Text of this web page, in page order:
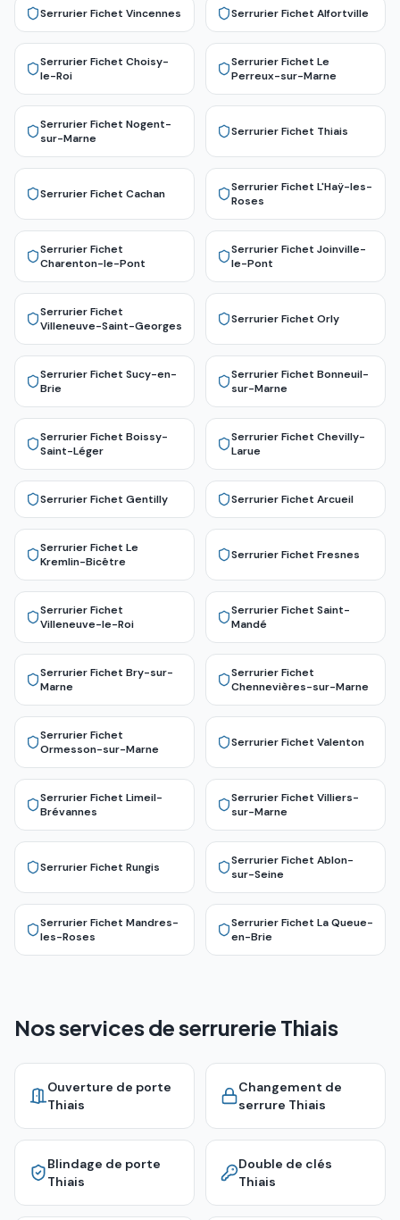
Serrurier Fichet Vincennes Serrurier Fichet Alfortville
Serrurier Fichet Choisy-
le-Roi
Serrurier Fichet Le
Perreux-sur-Marne
Serrurier Fichet Nogent-
sur-Marne
Serrurier Fichet Thiais
Serrurier Fichet Cachan Serrurier Fichet L'Haÿ-les-
Roses
Serrurier Fichet
Charenton-le-Pont
Serrurier Fichet Joinville-
le-Pont
Serrurier Fichet
Villeneuve-Saint-Georges
Serrurier Fichet Orly
Serrurier Fichet Sucy-en-
Brie
Serrurier Fichet Bonneuil-
sur-Marne
Serrurier Fichet Boissy-
Saint-Léger
Serrurier Fichet Chevilly-
Larue
Serrurier Fichet Gentilly Serrurier Fichet Arcueil
Serrurier Fichet Le
Kremlin-Bicêtre
Serrurier Fichet Fresnes
Serrurier Fichet
Villeneuve-le-Roi
Serrurier Fichet Saint-
Mandé
Serrurier Fichet Bry-sur-
Marne
Serrurier Fichet
Chennevières-sur-Marne
Serrurier Fichet
Ormesson-sur-Marne
Serrurier Fichet Valenton
Serrurier Fichet Limeil-
Brévannes
Serrurier Fichet Villiers-
sur-Marne
Serrurier Fichet Rungis Serrurier Fichet Ablon-
sur-Seine
Serrurier Fichet Mandres-
les-Roses
Serrurier Fichet La Queue-
en-Brie
Nos services de serrurerie Thiais
Ouverture de porte
Thiais
Changement de
serrure Thiais
Blindage de porte
Thiais
Double de clés
Thiais